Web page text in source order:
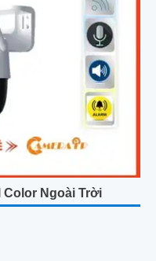
Color Ngoài Trời